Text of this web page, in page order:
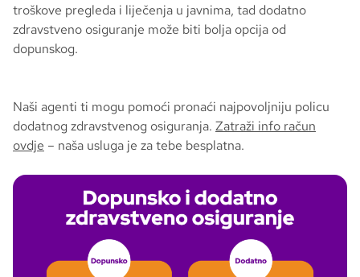
troškove pregleda i liječenja u javnima, tad dodatno
zdravstveno osiguranje može biti bolja opcija od
dopunskog.
Naši agenti ti mogu pomoći pronaći najpovoljniju policu
dodatnog zdravstvenog osiguranja. Zatraži info račun
ovdje – naša usluga je za tebe besplatna.